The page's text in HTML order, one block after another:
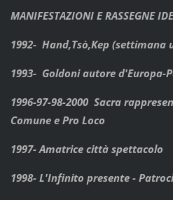
MANIFESTAZIONI E RASSEGNE
1992- Hand,Tsò,Kep (settimana
1993- Goldoni autore d'Europa-
1996-97-98-2000 Sacra
Comune e Pro Loco
1997- Amatrice città spettacolo
1998- L'Infinito presente -